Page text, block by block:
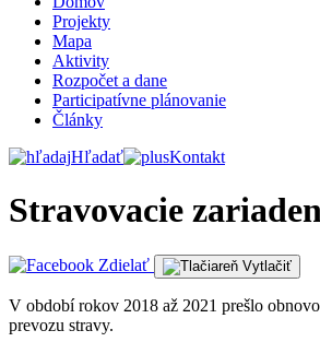
Projekty
Mapa
Aktivity
Rozpočet a dane
Participatívne plánovanie
Články
Hľadať
Kontakt
Stravovacie
Zdielať Vytlačiť
V období rokov 2018 až 2021 prešlo
prevozu stravy.